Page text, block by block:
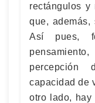
rectángulos y
que, además,
Así pues,
percepción
capacidad de
otro lado, hay